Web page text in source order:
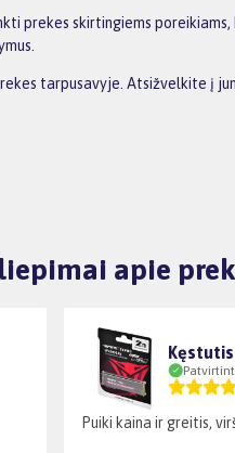
prekes skirtingiems
tarpusavyje. Atsižvelkite į
apie
Kęstutis
Puiki kaina ir greitis,